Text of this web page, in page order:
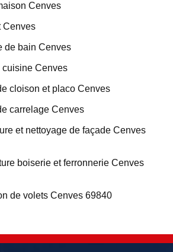
Cenves
Cenves
de bain Cenves
cuisine Cenves
cloison et placo Cenves
carrelage Cenves
et nettoyage de façade Cenves
boiserie et ferronnerie Cenves
de volets Cenves 69840